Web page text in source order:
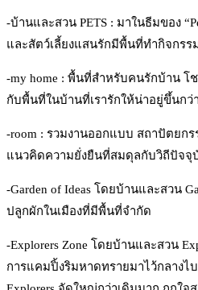
-บ้านและสวน PETS : มาในธีมของ
และสัตว์เลี้ยงแสนรักมีพื้นที่ทำกิจกรร
-my home : พื้นที่สำหรับคนรักบ้าน โ
กับพื้นที่ในบ้านที่เรารักให้น่าอยู่ขึ้นกว่
-room : รวมงานออกแบบ สถาปัตยก
แนวคิดความยั่งยืนที่สมดุลกับวิถีปัจจุ
-Garden of Ideas โดยบ้านและสวน
ปลูกผักในเมืองที่มีพื้นที่จำกัด
-Explorers Zone โดยบ้านและสวน
การแคมปิ้งริมหาดทรายมาไว้กลางไ